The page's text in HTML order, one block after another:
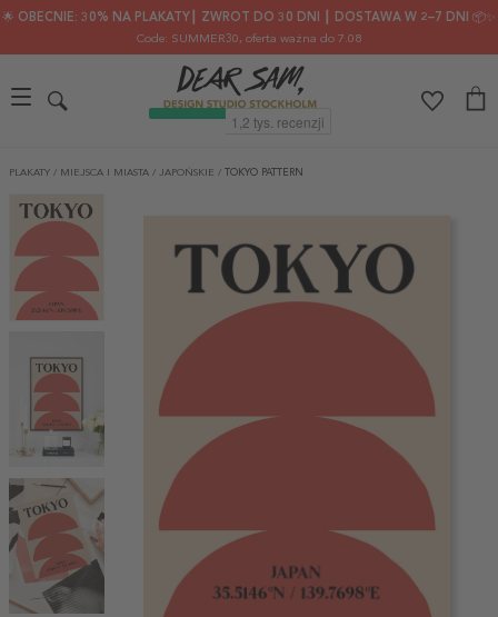
🌟 OBECNIE: 30% NA PLAKATY┃ ZWROT DO 30 DNI ┃ DOSTAWA W 2–7 DNI 📦✨
Code: SUMMER30, oferta ważna do 7.08
PLAKATY / MIEJSCA I MIASTA / JAPOŃSKIE / TOKYO PATTERN